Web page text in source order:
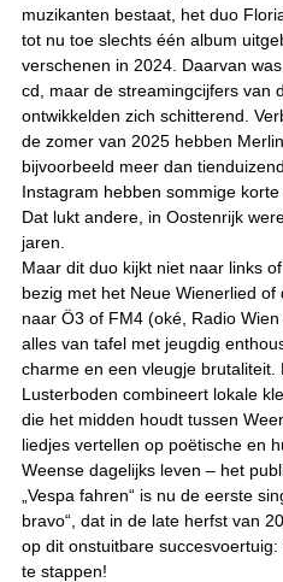
muzikanten bestaat, het duo
tot nu toe slechts één album
verschenen in 2024. Daarvan
cd, maar de streamingcijfers van
ontwikkelden zich schitterend.
de zomer van 2025 hebben
bijvoorbeeld meer dan
Instagram hebben sommige korte
Dat lukt andere, in Oostenrijk
jaren.
Maar dit duo kijkt niet naar links
bezig met het Neue Wienerlied
naar Ö3 of FM4 (oké, Radio
alles van tafel met jeugdig
charme en een vleugje
Lusterboden combineert lokale
die het midden houdt tussen
liedjes vertellen op poëtische en
Weense dagelijks leven – het
„Vespa fahren“ is nu de eerste
bravo“, dat in de late herfst van
op dit onstuitbare
te stappen!